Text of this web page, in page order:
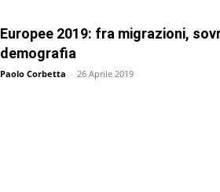
Europee 2019: fra migrazioni,
demografia
Paolo Corbetta - 26 Aprile 2019